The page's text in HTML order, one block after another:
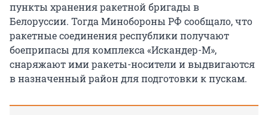
пункты хранения ракетной бригады в
Белоруссии. Тогда Минобороны РФ сообщало, что
ракетные соединения республики получают
боеприпасы для комплекса «Искандер-М»,
снаряжают ими ракеты-носители и выдвигаются
в назначенный район для подготовки к пускам.